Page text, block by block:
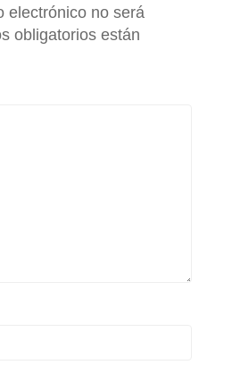
electrónico no será
obligatorios están